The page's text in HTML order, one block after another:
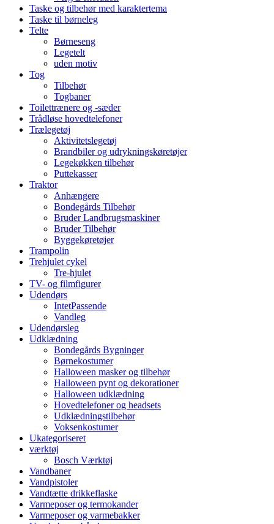
Taske og tilbehør med karaktertema
Taske til børneleg
Telte
Børneseng
Legetelt
uden motiv
Tog
Tilbehør
Togbaner
Toilettrænere og -sæder
Trådløse hovedtelefoner
Trælegetøj
Aktivitetslegetøj
Brandbiler og udrykningskøretøjer
Legekøkken tilbehør
Puttekasser
Traktor
Anhængere
Bondegårds Tilbehør
Bruder Landbrugsmaskiner
Bruder Tilbehør
Byggekøretøjer
Trampolin
Trehjulet cykel
Tre-hjulet
TV- og filmfigurer
Udendørs
IntetPassende
Vandleg
Udendørsleg
Udklædning
Bondegårds Bygninger
Børnekostumer
Halloween masker og tilbehør
Halloween pynt og dekorationer
Halloween udklædning
Hovedtelefoner og headsets
Udklædningstilbehør
Voksenkostumer
Ukategoriseret
værktøj
Bosch Værktøj
Vandbaner
Vandpistoler
Vandtætte drikkeflaske
Varmeposer og termokander
Varmeposer og varmebakker